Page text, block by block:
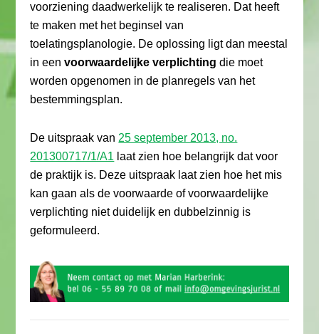
voorziening daadwerkelijk te realiseren. Dat heeft
te maken met het beginsel van
toelatingsplanologie. De oplossing ligt dan meestal
in eenvoorwaardelijke verplichting die moet
worden opgenomen in de planregels van het
bestemmingsplan.
De uitspraak van 25 september 2013, no.
201300717/1/A1 laat zien hoe belangrijk dat voor
de praktijk is. Deze uitspraak laat zien hoe het mis
kan gaan als de voorwaarde of voorwaardelijke
verplichting niet duidelijk en dubbelzinnig is
geformuleerd.